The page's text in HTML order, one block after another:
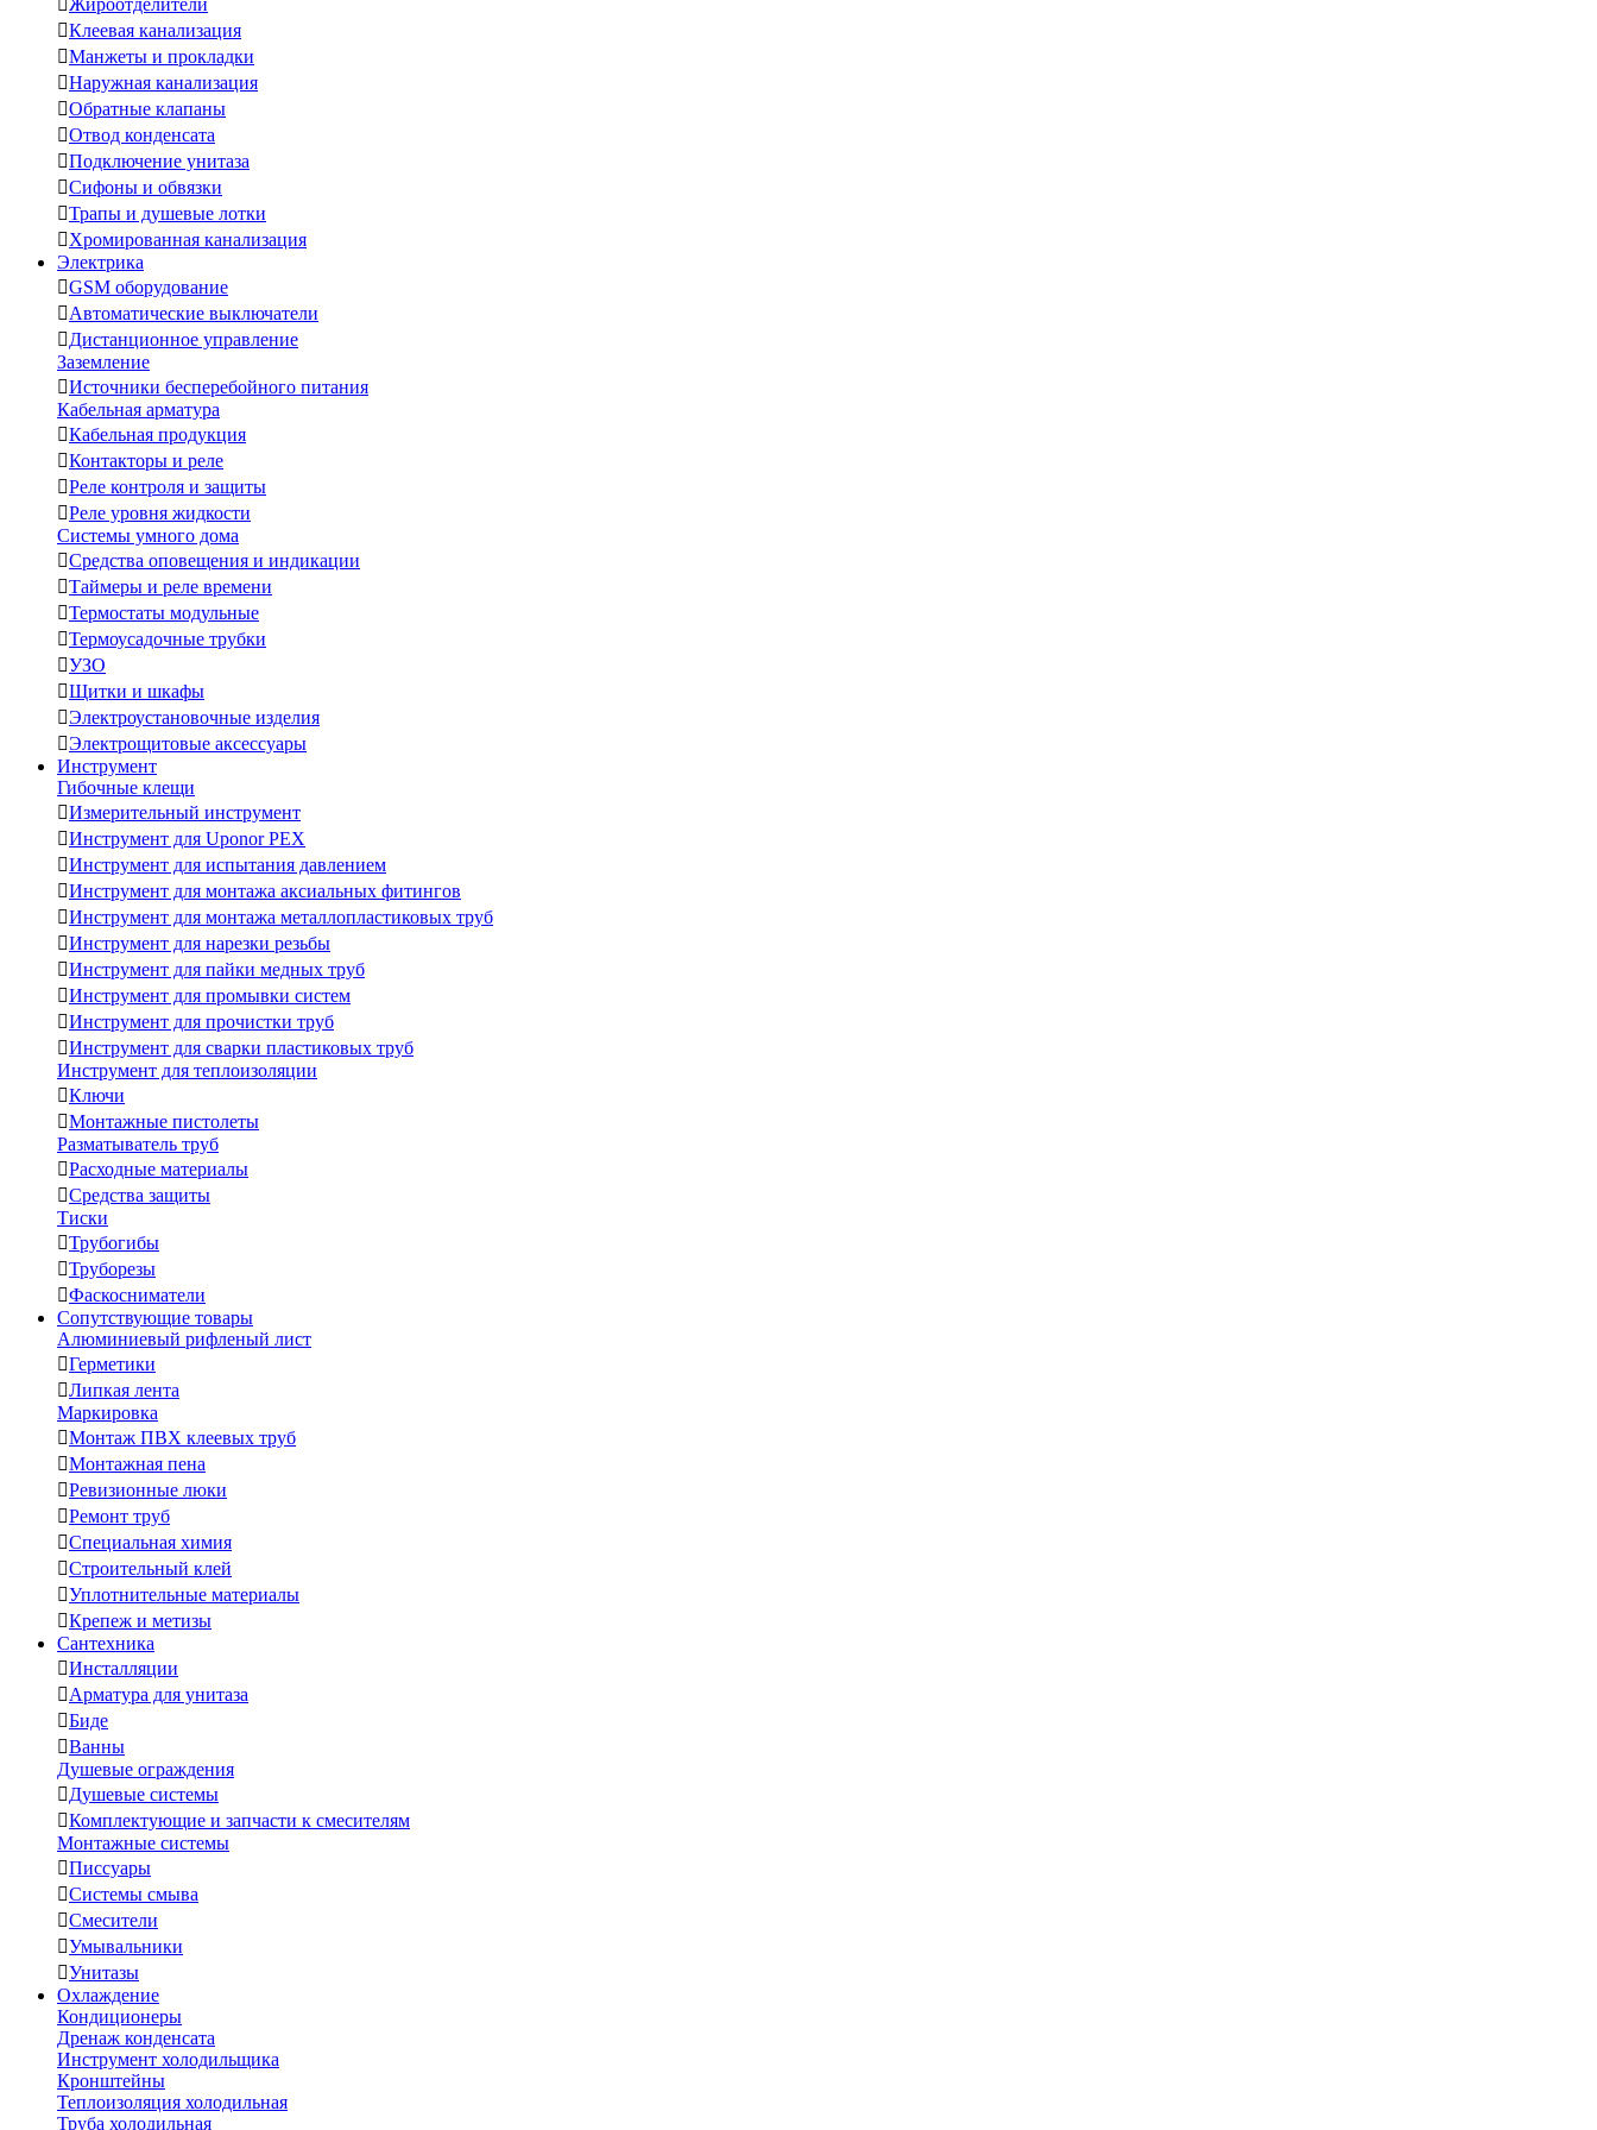
Жироотделители
Клеевая канализация
Манжеты и прокладки
Наружная канализация
Обратные клапаны
Отвод конденсата
Подключение унитаза
Сифоны и обвязки
Трапы и душевые лотки
Хромированная канализация
Электрика
GSM оборудование
Автоматические выключатели
Дистанционное управление
Заземление
Источники бесперебойного питания
Кабельная арматура
Кабельная продукция
Контакторы и реле
Реле контроля и защиты
Реле уровня жидкости
Системы умного дома
Средства оповещения и индикации
Таймеры и реле времени
Термостаты модульные
Термоусадочные трубки
УЗО
Щитки и шкафы
Электроустановочные изделия
Электрощитовые аксессуары
Инструмент
Гибочные клещи
Измерительный инструмент
Инструмент для Uponor PEX
Инструмент для испытания давлением
Инструмент для монтажа аксиальных фитингов
Инструмент для монтажа металлопластиковых труб
Инструмент для нарезки резьбы
Инструмент для пайки медных труб
Инструмент для промывки систем
Инструмент для прочистки труб
Инструмент для сварки пластиковых труб
Инструмент для теплоизоляции
Ключи
Монтажные пистолеты
Разматыватель труб
Расходные материалы
Средства защиты
Тиски
Трубогибы
Труборезы
Фаскосниматели
Сопутствующие товары
Алюминиевый рифленый лист
Герметики
Липкая лента
Маркировка
Монтаж ПВХ клеевых труб
Монтажная пена
Ревизионные люки
Ремонт труб
Специальная химия
Строительный клей
Уплотнительные материалы
Крепеж и метизы
Сантехника
Инсталляции
Арматура для унитаза
Биде
Ванны
Душевые ограждения
Душевые системы
Комплектующие и запчасти к смесителям
Монтажные системы
Писсуары
Системы смыва
Смесители
Умывальники
Унитазы
Охлаждение
Кондиционеры
Дренаж конденсата
Инструмент холодильщика
Кронштейны
Теплоизоляция холодильная
Труба холодильная